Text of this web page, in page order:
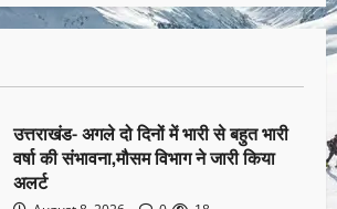
उत्तराखंड- अगले दो दिनों में भारी से बहुत भारी
वर्षा की संभावना,मौसम विभाग ने जारी किया
अलर्ट